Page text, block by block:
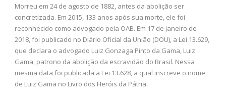
Morreu em 24 de agosto de 1882, antes da abolição ser
concretizada. Em 2015, 133 anos após sua morte, ele foi
reconhecido como advogado pela OAB. Em 17 de janeiro de
2018, foi publicado no Diário Oficial da União (DOU), a Lei 13.629,
que declara o advogado Luiz Gonzaga Pinto da Gama, Luiz
Gama, patrono da abolição da escravidão do Brasil. Nessa
mesma data foi publicada a Lei 13.628, a qual inscreve o nome
de Luiz Gama no Livro dos Heróis da Pátria.